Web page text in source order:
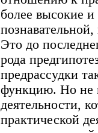
более высокие
Это до
рода
предрассудки
функцию. Но не
деятельности,
практической